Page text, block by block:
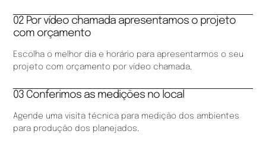
02 Por vídeo chamada apresentamos o projeto
com orçamento
Escolha o melhor dia e horário para apresentarmos o seu
projeto com orçamento por vídeo chamada.
03 Conferimos as medições no local
Agende uma visita técnica para medição dos ambientes
para produção dos planejados.